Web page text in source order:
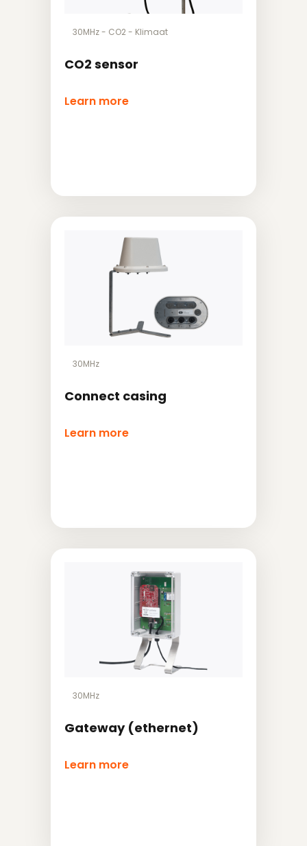
30MHz- CO2- Klimaat
CO2 sensor
Learn more
30MHz
Connect casing
Learn more
30MHz
Gateway (ethernet)
Learn more